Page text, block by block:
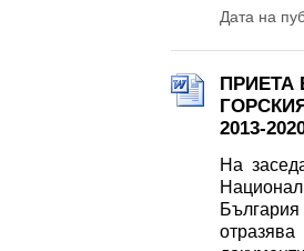
Дата на
ПРИЕТА
2013-
На